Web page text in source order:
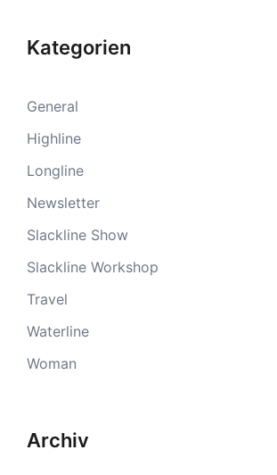
Kategorien
General
Highline
Longline
Newsletter
Slackline Show
Slackline Workshop
Travel
Waterline
Woman
Archiv